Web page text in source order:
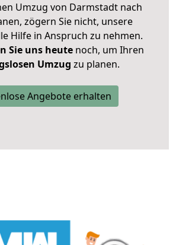
Umzug von Darmstadt nach
zögern Sie nicht, unsere
Hilfe in Anspruch zu nehmen.
Sie uns heutenoch, um Ihren
Umzug zu planen.
Angebote erhalten